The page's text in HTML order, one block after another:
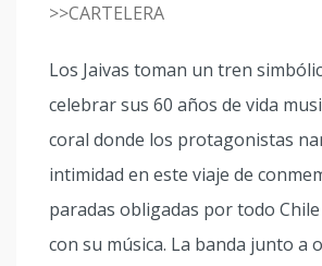
>>CARTELERA
Los Jaivas toman un tren
celebrar sus 60 años de vida
coral donde los protagonistas
intimidad en este viaje de
paradas obligadas por todo
con su música. La banda junto a